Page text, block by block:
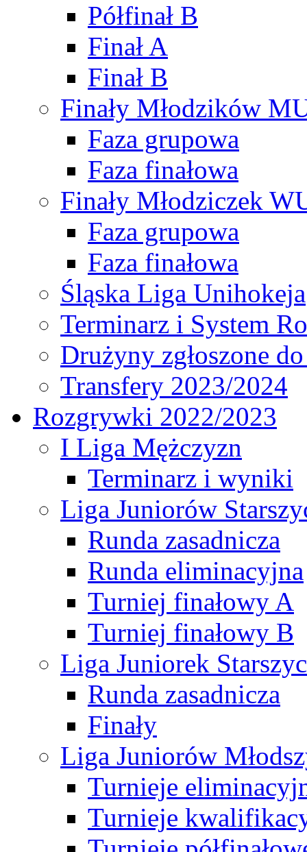
Półfinał B
Finał A
Finał B
Finały Młodzików
Faza grupowa
Faza finałowa
Finały Młodziczek
Faza grupowa
Faza finałowa
Śląska Liga Unihokeja
Terminarz i System
Drużyny zgłoszone
Transfery 2023/2024
Rozgrywki 2022/2023
I Liga Mężczyzn
Terminarz i wyniki
Liga Juniorów
Runda zasadnicza
Runda eliminacyjna
Turniej finałowy A
Turniej finałowy B
Liga Juniorek
Runda zasadnicza
Finały
Liga Juniorów
Turnieje
Turnieje